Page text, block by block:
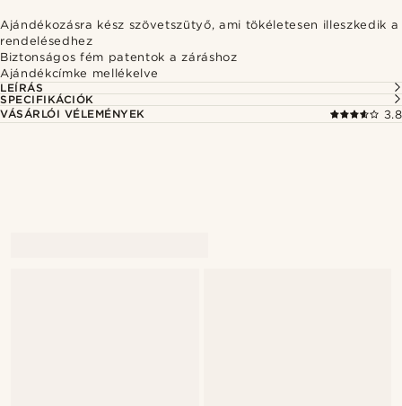
Ajándékozásra kész szövetszütyő, ami tökéletesen illeszkedik a
rendelésedhez
Biztonságos fém patentok a záráshoz
Ajándékcímke mellékelve
LEÍRÁS
SPECIFIKÁCIÓK
VÁSÁRLÓI VÉLEMÉNYEK
3.8